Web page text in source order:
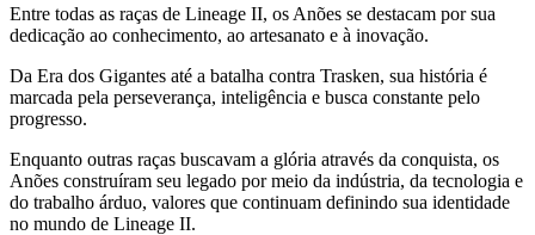
Entre todas as raças de Lineage II, os Anões se destacam por sua
dedicação ao conhecimento, ao artesanato e à inovação.
Da Era dos Gigantes até a batalha contra Trasken, sua história é
marcada pela perseverança, inteligência e busca constante pelo
progresso.
Enquanto outras raças buscavam a glória através da conquista, os
Anões construíram seu legado por meio da indústria, da tecnologia e
do trabalho árduo, valores que continuam definindo sua identidade
no mundo de Lineage II.